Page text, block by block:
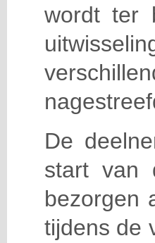
wordt ter
De
start van
bezorgen
tijdens de